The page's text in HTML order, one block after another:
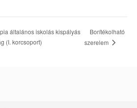
általános iskolás kispályás
(I. korcsoport)
Borítékolható
szerelem